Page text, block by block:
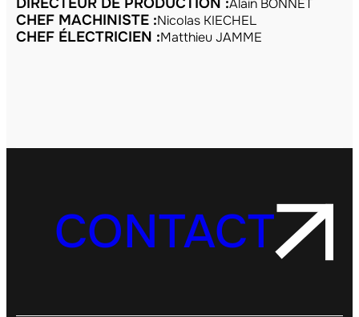
Alain BONNET
CHEF MACHINISTE :Nicolas KIECHEL
CHEF ÉLECTRICIEN :Matthieu JAMME
CONTACT